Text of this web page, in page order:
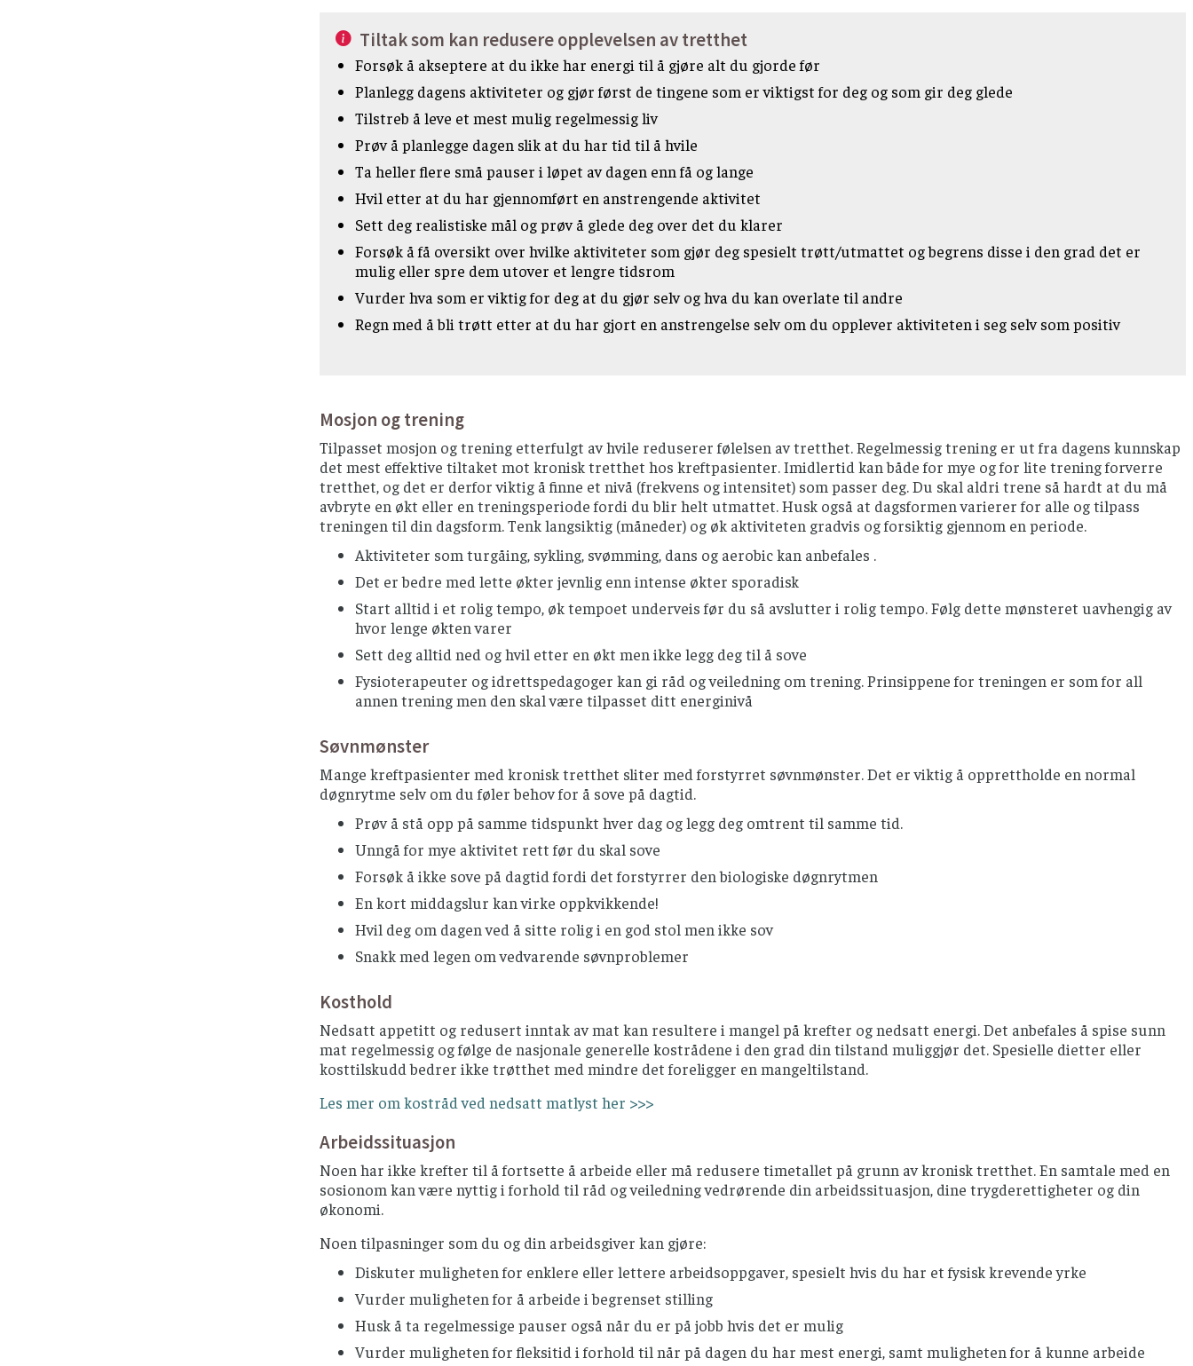
Tiltak som kan redusere opplevelsen av tretthet
Forsøk å akseptere at du ikke har energi til å gjøre alt du gjorde før
Planlegg dagens aktiviteter og gjør først de tingene som er viktigst for deg og som gir deg glede
Tilstreb å leve et mest mulig regelmessig liv
Prøv å planlegge dagen slik at du har tid til å hvile
Ta heller flere små pauser i løpet av dagen enn få og lange
Hvil etter at du har gjennomført en anstrengende aktivitet
Sett deg realistiske mål og prøv å glede deg over det du klarer
Forsøk å få oversikt over hvilke aktiviteter som gjør deg spesielt trøtt/utmattet og begrens disse i den grad det er
mulig eller spre dem utover et lengre tidsrom
Vurder hva som er viktig for deg at du gjør selv og hva du kan overlate til andre
Regn med å bli trøtt etter at du har gjort en anstrengelse selv om du opplever aktiviteten i seg selv som positiv
Mosjon og trening
Tilpasset mosjon og trening etterfulgt av hvile reduserer følelsen av tretthet. Regelmessig trening er ut fra dagens kunnskap
det mest effektive tiltaket mot kronisk tretthet hos kreftpasienter. Imidlertid kan både for mye og for lite trening forverre
tretthet, og det er derfor viktig å finne et nivå (frekvens og intensitet) som passer deg. Du skal aldri trene så hardt at du må
avbryte en økt eller en treningsperiode fordi du blir helt utmattet. Husk også at dagsformen varierer for alle og tilpass
treningen til din dagsform. Tenk langsiktig (måneder) og øk aktiviteten gradvis og forsiktig gjennom en periode.
Aktiviteter som turgåing, sykling, svømming, dans og aerobic kan anbefales .
Det er bedre med lette økter jevnlig enn intense økter sporadisk
Start alltid i et rolig tempo, øk tempoet underveis før du så avslutter i rolig tempo. Følg dette mønsteret uavhengig av
hvor lenge økten varer
Sett deg alltid ned og hvil etter en økt men ikke legg deg til å sove
Fysioterapeuter og idrettspedagoger kan gi råd og veiledning om trening. Prinsippene for treningen er som for all
annen trening men den skal være tilpasset ditt energinivå
Søvnmønster
Mange kreftpasienter med kronisk tretthet sliter med forstyrret søvnmønster. Det er viktig å opprettholde en normal
døgnrytme selv om du føler behov for å sove på dagtid.
Prøv å stå opp på samme tidspunkt hver dag og legg deg omtrent til samme tid.
Unngå for mye aktivitet rett før du skal sove
Forsøk å ikke sove på dagtid fordi det forstyrrer den biologiske døgnrytmen
En kort middagslur kan virke oppkvikkende!
Hvil deg om dagen ved å sitte rolig i en god stol men ikke sov
Snakk med legen om vedvarende søvnproblemer
Kosthold
Nedsatt appetitt og redusert inntak av mat kan resultere i mangel på krefter og nedsatt energi. Det anbefales å spise sunn
mat regelmessig og følge de nasjonale generelle kostrådene i den grad din tilstand muliggjør det. Spesielle dietter eller
kosttilskudd bedrer ikke trøtthet med mindre det foreligger en mangeltilstand.
Les mer om kostråd ved nedsatt matlyst her >>>
Arbeidssituasjon
Noen har ikke krefter til å fortsette å arbeide eller må redusere timetallet på grunn av kronisk tretthet. En samtale med en
sosionom kan være nyttig i forhold til råd og veiledning vedrørende din arbeidssituasjon, dine trygderettigheter og din
økonomi.
Noen tilpasninger som du og din arbeidsgiver kan gjøre:
Diskuter muligheten for enklere eller lettere arbeidsoppgaver, spesielt hvis du har et fysisk krevende yrke
Vurder muligheten for å arbeide i begrenset stilling
Husk å ta regelmessige pauser også når du er på jobb hvis det er mulig
Vurder muligheten for fleksitid i forhold til når på dagen du har mest energi, samt muligheten for å kunne arbeide